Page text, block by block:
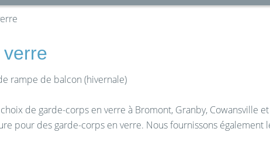
rampe de balcon (hivernale)
de garde-corps en verre à Bromont, Granby, Cowansville
pour des garde-corps en verre. Nous fournissons